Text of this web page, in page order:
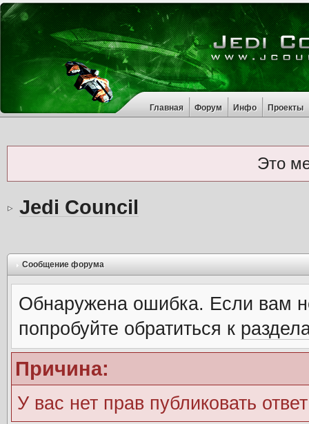
Главная Форум Инфо Проекты
Это
Jedi Council
Сообщение форума
Обнаружена ошибка. Если вам
попробуйте обратиться к
Причина:
У вас нет прав публиковать